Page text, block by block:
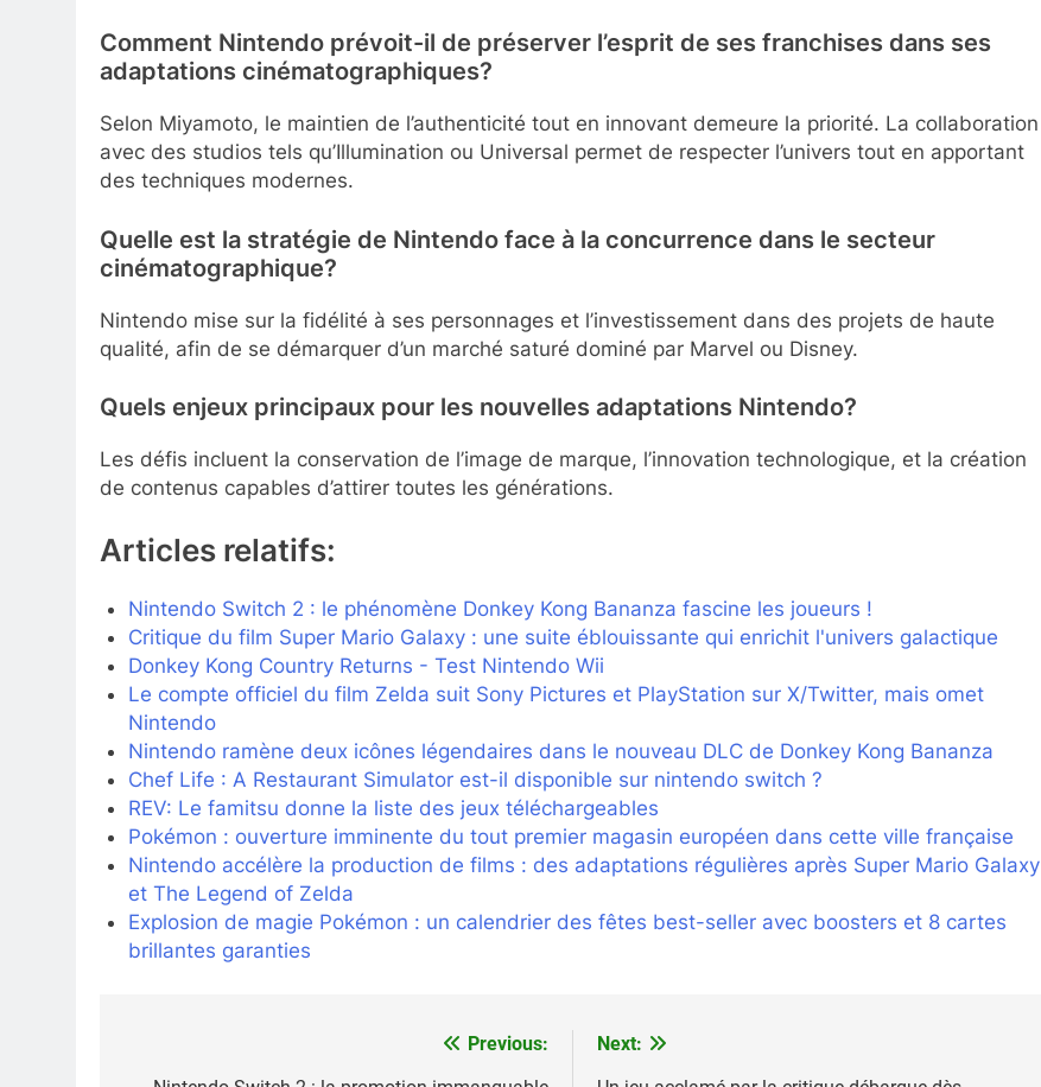
Comment Nintendo prévoit-il de préserver l’esprit de ses franchises dans ses
adaptations cinématographiques?
Selon Miyamoto, le maintien de l’authenticité tout en innovant demeure la priorité. La collaboration
avec des studios tels qu’Illumination ou Universal permet de respecter l’univers tout en apportant
des techniques modernes.
Quelle est la stratégie de Nintendo face à la concurrence dans le secteur
cinématographique?
Nintendo mise sur la fidélité à ses personnages et l’investissement dans des projets de haute
qualité, afin de se démarquer d’un marché saturé dominé par Marvel ou Disney.
Quels enjeux principaux pour les nouvelles adaptations Nintendo?
Les défis incluent la conservation de l’image de marque, l’innovation technologique, et la création
de contenus capables d’attirer toutes les générations.
Articles relatifs:
Nintendo Switch 2 : le phénomène Donkey Kong Bananza fascine les joueurs !
Critique du film Super Mario Galaxy : une suite éblouissante qui enrichit l'univers galactique
Donkey Kong Country Returns - Test Nintendo Wii
Le compte officiel du film Zelda suit Sony Pictures et PlayStation sur X/Twitter, mais omet
Nintendo
Nintendo ramène deux icônes légendaires dans le nouveau DLC de Donkey Kong Bananza
Chef Life : A Restaurant Simulator est-il disponible sur nintendo switch ?
REV: Le famitsu donne la liste des jeux téléchargeables
Pokémon : ouverture imminente du tout premier magasin européen dans cette ville française
Nintendo accélère la production de films : des adaptations régulières après Super Mario Galaxy
et The Legend of Zelda
Explosion de magie Pokémon : un calendrier des fêtes best-seller avec boosters et 8 cartes
brillantes garanties
Previous:
Next: